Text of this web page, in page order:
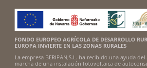
FONDO EUROPEO AGRÍCOLA DE DESARROLLO
EUROPA INVIERTE EN LAS ZONAS RURALES
La empresa BERIPAN,S.L. ha recibido una ayuda
marcha de una instalación fotovoltaica de